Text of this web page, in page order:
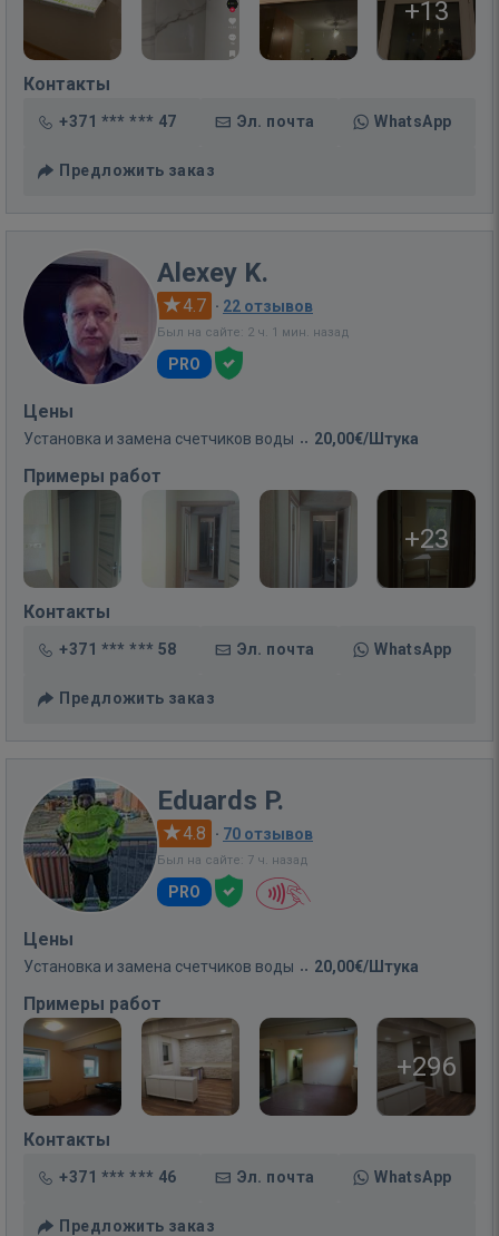
+13
Контакты
+371 *** *** 47 Эл. почта WhatsApp
Предложить заказ
Alexey K.
4.7 · 22 отзывов
Был на сайте: 2 ч. 1 мин. назад
PRO
Цены
Установка и замена счетчиков воды 20,00€/Штука
Примеры работ
+23
Контакты
+371 *** *** 58 Эл. почта WhatsApp
Предложить заказ
Eduards P.
4.8 · 70 отзывов
Был на сайте: 7 ч. назад
PRO
Цены
Установка и замена счетчиков воды 20,00€/Штука
Примеры работ
+296
Контакты
+371 *** *** 46 Эл. почта WhatsApp
Предложить заказ